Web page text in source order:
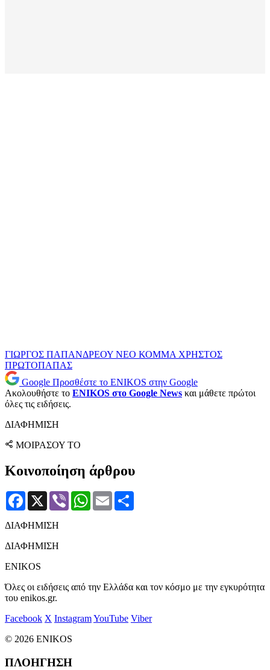
ΓΙΩΡΓΟΣ ΠΑΠΑΝΔΡΕΟΥ ΝΕΟ ΚΟΜΜΑ ΧΡΗΣΤΟΣ
ΠΡΩΤΟΠΑΠΑΣ
Google Προσθέστε το ENIKOS στην Google
Ακολουθήστε το ENIKOS στο Google News και μάθετε πρώτοι
όλες τις ειδήσεις.
ΔΙΑΦΗΜΙΣΗ
ΜΟΙΡΑΣΟΥ ΤΟ
Κοινοποίηση άρθρου
Facebook
X Viber WhatsApp
Email
ΔΙΑΦΗΜΙΣΗ
ΔΙΑΦΗΜΙΣΗ
ENIKOS
Όλες οι ειδήσεις από την Ελλάδα και τον κόσμο με την εγκυρότητα
του enikos.gr.
Facebook X InstagramYouTube Viber
© 2026 ENIKOS
ΠΛΟΗΓΗΣΗ